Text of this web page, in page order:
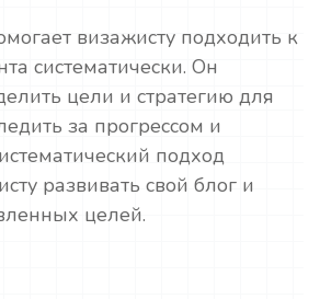
визажисту подходить к
систематически. Он
цели и стратегию для
за прогрессом и
подход
развивать свой блог и
целей.